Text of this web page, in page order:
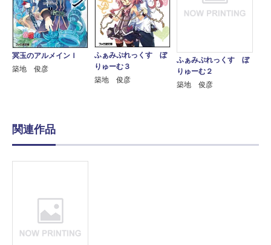
冥玉のアルメインＩ
築地 俊彦
ふぁみぷれっくす ぼ
りゅーむ３
築地 俊彦
ふぁみぷれっくす ぼ
りゅーむ２
築地 俊彦
関連作品